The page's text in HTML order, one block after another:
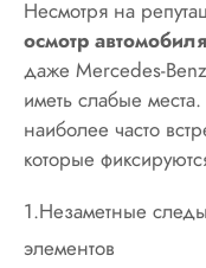
Несмотря на
осмотр
даже Mercedes-
иметь слабые
наиболее часто
которые
1.Незаметные
элементов